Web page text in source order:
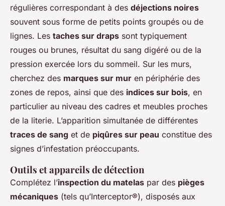
régulières correspondant à des déjections noires
souvent sous forme de petits points groupés ou de
lignes. Les taches sur draps sont typiquement
rouges ou brunes, résultat du sang digéré ou de la
pression exercée lors du sommeil. Sur les murs,
cherchez des marques sur mur en périphérie des
zones de repos, ainsi que des indices sur bois, en
particulier au niveau des cadres et meubles proches
de la literie. L’apparition simultanée de différentes
traces de sang et de piqûres sur peau constitue des
signes d’infestation préoccupants.
Outils et appareils de détection
Complétez l’inspection du matelas par des pièges
mécaniques (tels qu’Interceptor®), disposés aux